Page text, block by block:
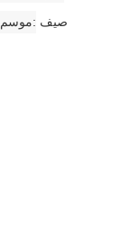
موسم صيف